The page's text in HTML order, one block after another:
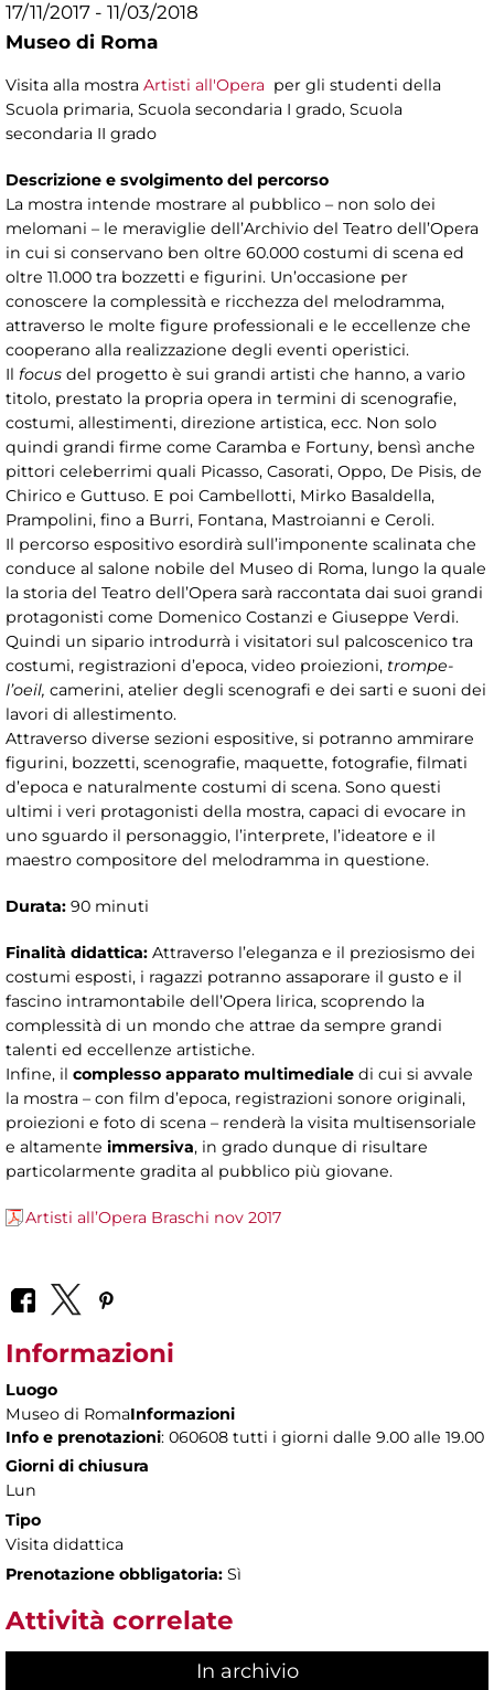
17/11/2017 - 11/03/2018
Museo di Roma
Visita alla mostra Artisti all'Opera per gli studenti della
Scuola primaria, Scuola secondaria I grado, Scuola
secondaria II grado
Descrizione e svolgimento del percorso
La mostra intende mostrare al pubblico – non solo dei
melomani – le meraviglie dell’Archivio del Teatro dell’Opera
in cui si conservano ben oltre 60.000 costumi di scena ed
oltre 11.000 tra bozzetti e figurini. Un’occasione per
conoscere la complessità e ricchezza del melodramma,
attraverso le molte figure professionali e le eccellenze che
cooperano alla realizzazione degli eventi operistici.
Il focus del progetto è sui grandi artisti che hanno, a vario
titolo, prestato la propria opera in termini di scenografie,
costumi, allestimenti, direzione artistica, ecc. Non solo
quindi grandi firme come Caramba e Fortuny, bensì anche
pittori celeberrimi quali Picasso, Casorati, Oppo, De Pisis, de
Chirico e Guttuso. E poi Cambellotti, Mirko Basaldella,
Prampolini, fino a Burri, Fontana, Mastroianni e Ceroli.
Il percorso espositivo esordirà sull’imponente scalinata che
conduce al salone nobile del Museo di Roma, lungo la quale
la storia del Teatro dell’Opera sarà raccontata dai suoi grandi
protagonisti come Domenico Costanzi e Giuseppe Verdi.
Quindi un sipario introdurrà i visitatori sul palcoscenico tra
costumi, registrazioni d’epoca, video proiezioni, trompe-
l’oeil, camerini, atelier degli scenografi e dei sarti e suoni dei
lavori di allestimento.
Attraverso diverse sezioni espositive, si potranno ammirare
figurini, bozzetti, scenografie, maquette, fotografie, filmati
d’epoca e naturalmente costumi di scena. Sono questi
ultimi i veri protagonisti della mostra, capaci di evocare in
uno sguardo il personaggio, l’interprete, l’ideatore e il
maestro compositore del melodramma in questione.
Durata: 90 minuti
Finalità didattica: Attraverso l’eleganza e il preziosismo dei
costumi esposti, i ragazzi potranno assaporare il gusto e il
fascino intramontabile dell’Opera lirica, scoprendo la
complessità di un mondo che attrae da sempre grandi
talenti ed eccellenze artistiche.
Infine, il complesso apparato multimediale di cui si avvale
la mostra – con film d’epoca, registrazioni sonore originali,
proiezioni e foto di scena – renderà la visita multisensoriale
e altamente immersiva, in grado dunque di risultare
particolarmente gradita al pubblico più giovane.
Artisti all’Opera Braschi nov 2017
Informazioni
Luogo
Museo di RomaInformazioni
Info e prenotazioni: 060608 tutti i giorni dalle 9.00 alle 19.00
Giorni di chiusura
Lun
Tipo
Visita didattica
Prenotazione obbligatoria: Sì
Attività correlate
In archivio